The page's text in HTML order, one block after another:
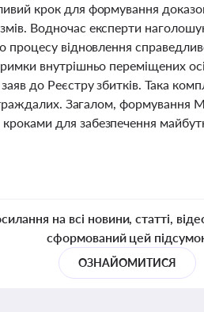
крок для формування
Водночас експерти
відновлення
внутрішньо переміщених
до Реєстру збитків. Така
Загалом, формування
для забезпечення
на всі новини, статті,
сформований цей
ОЗНАЙОМИТИСЯ